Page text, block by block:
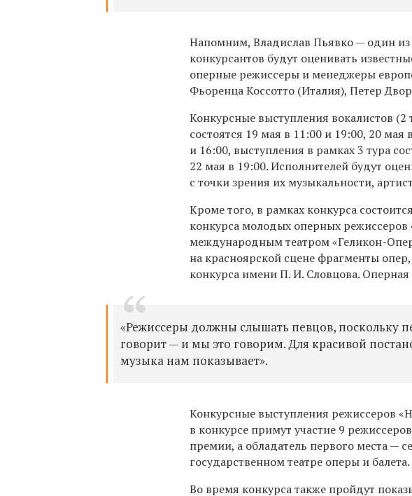
Напомним, Владислав Пьявко — один
конкурсантов будут оценивать
оперные режиссеры и менеджеры
Фьоренца Коссотто (Италия), Петер
Конкурсные выступления вокалистов (2
состоятся 19 мая в 11:00 и 19:00, 20 мая
и 16:00, выступления в рамках 3 тура
22 мая в 19:00. Исполнителей будут
с точки зрения их музыкальности,
Кроме того, в рамках конкурса
конкурса молодых оперных
международным театром «Геликон-
на красноярской сцене фрагменты
конкурса имени П. И. Словцова.
«Режиссеры должны слышать певцов, поскольку
говорит — и мы это говорим. Для красивой
музыка нам показывает».
Конкурсные выступления режиссеров
в конкурсе примут участие 9
премии, а обладатель первого места —
государственном театре оперы и балета.
Во время конкурса также пройдут